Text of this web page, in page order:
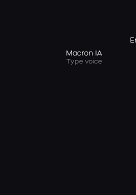
Macron IA
Type voice